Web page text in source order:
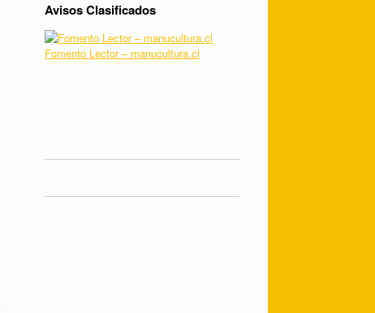
Avisos Clasificados
Fomento Lector – manucultura.cl